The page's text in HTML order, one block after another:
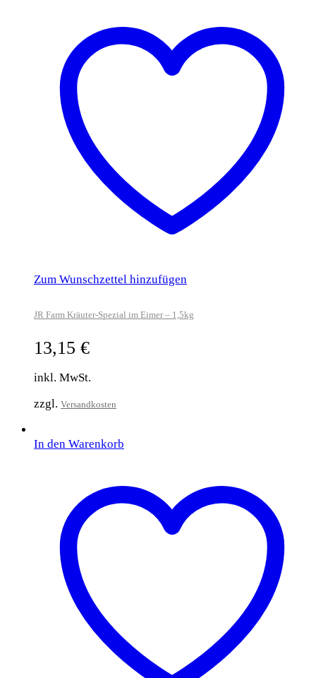
Zum Wunschzettel hinzufügen
JR Farm Kräuter-Spezial im Eimer – 1,5kg
13,15 €
inkl. MwSt.
zzgl. Versandkosten
In den Warenkorb